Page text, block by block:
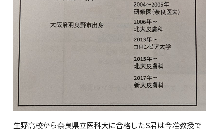
生野高校から奈良県立医科大に合格したS君は今准教授で